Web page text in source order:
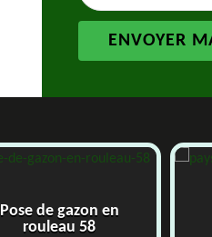
Pose de gazon en
rouleau 58